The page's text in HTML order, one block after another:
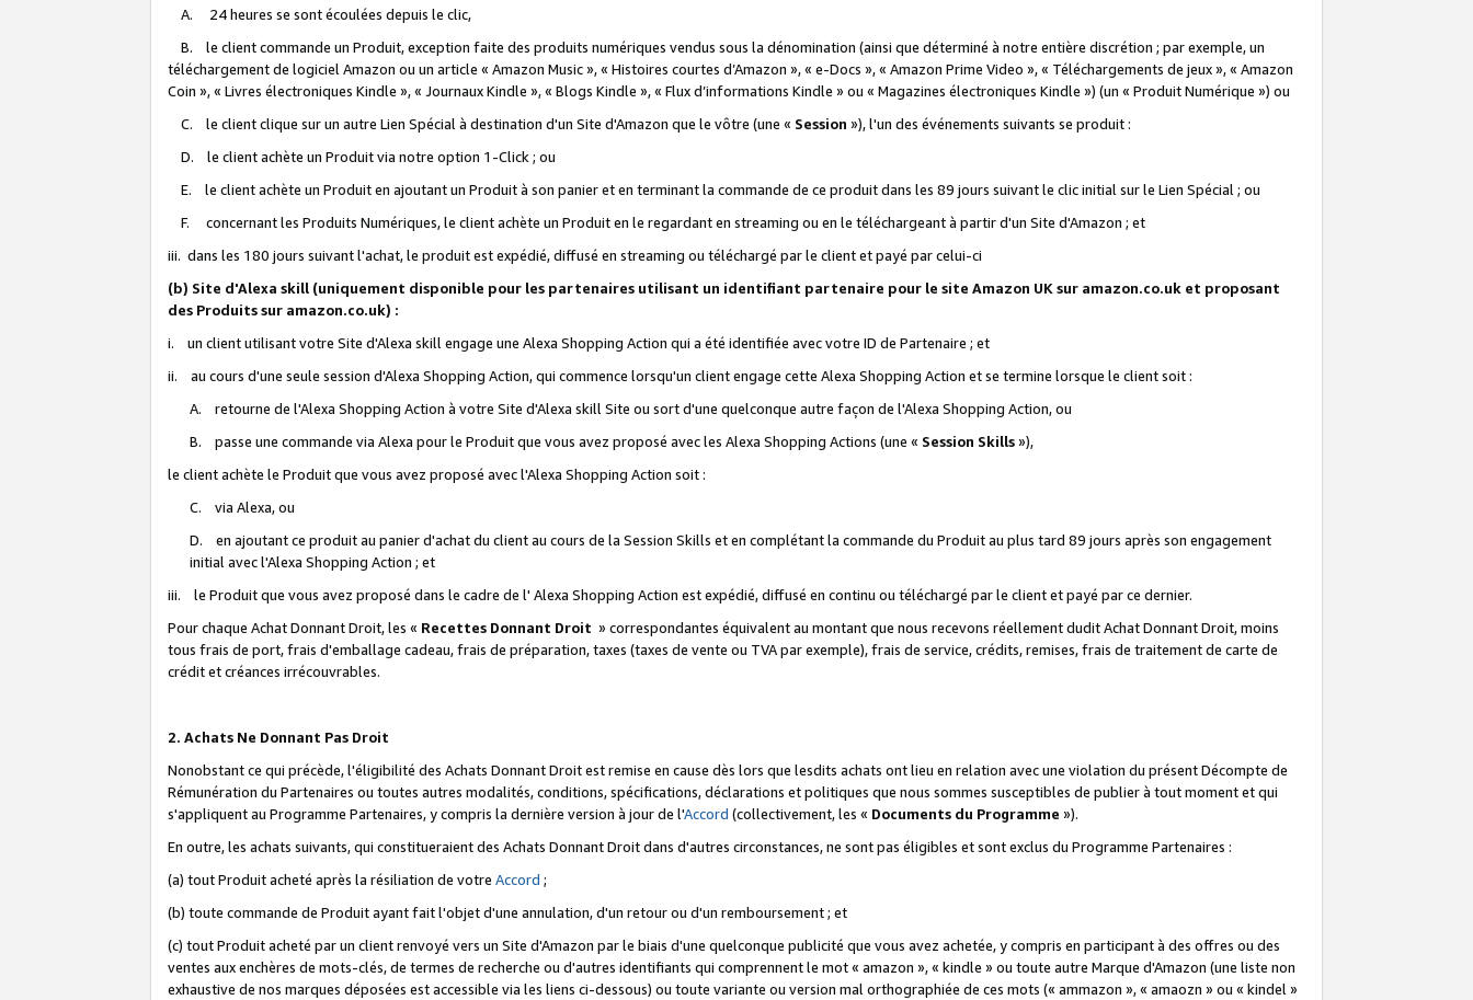
A. 24 heures se sont écoulées depuis le clic,
B. le client commande un Produit, exception faite des produits numériques vendus sous la dénomination (ainsi que déterminé à notre entière discrétion ; par exemple, un
téléchargement de logiciel Amazon ou un article « Amazon Music », « Histoires courtes d’Amazon », « e-Docs », « Amazon Prime Video », « Téléchargements de jeux », « Amazon
Coin », « Livres électroniques Kindle », « Journaux Kindle », « Blogs Kindle », « Flux d’informations Kindle » ou « Magazines électroniques Kindle ») (un « Produit Numérique ») ou
C. le client clique sur un autre Lien Spécial à destination d'un Site d'Amazon que le vôtre (une « Session »), l'un des événements suivants se produit :
D. le client achète un Produit via notre option 1-Click ; ou
E. le client achète un Produit en ajoutant un Produit à son panier et en terminant la commande de ce produit dans les 89 jours suivant le clic initial sur le Lien Spécial ; ou
F. concernant les Produits Numériques, le client achète un Produit en le regardant en streaming ou en le téléchargeant à partir d'un Site d'Amazon ; et
iii. dans les 180 jours suivant l'achat, le produit est expédié, diffusé en streaming ou téléchargé par le client et payé par celui-ci
(b) Site d'Alexa skill (uniquement disponible pour les partenaires utilisant un identifiant partenaire pour le site Amazon UK sur amazon.co.uk et proposant
des Produits sur amazon.co.uk) :
i. un client utilisant votre Site d'Alexa skill engage une Alexa Shopping Action qui a été identifiée avec votre ID de Partenaire ; et
ii. au cours d'une seule session d'Alexa Shopping Action, qui commence lorsqu'un client engage cette Alexa Shopping Action et se termine lorsque le client soit :
A. retourne de l'Alexa Shopping Action à votre Site d'Alexa skill Site ou sort d'une quelconque autre façon de l'Alexa Shopping Action, ou
B. passe une commande via Alexa pour le Produit que vous avez proposé avec les Alexa Shopping Actions (une « Session Skills»),
le client achète le Produit que vous avez proposé avec l'Alexa Shopping Action soit :
C. via Alexa, ou
D. en ajoutant ce produit au panier d'achat du client au cours de la Session Skills et en complétant la commande du Produit au plus tard 89 jours après son engagement
initial avec l'Alexa Shopping Action ; et
iii. le Produit que vous avez proposé dans le cadre de l' Alexa Shopping Action est expédié, diffusé en continu ou téléchargé par le client et payé par ce dernier.
Pour chaque Achat Donnant Droit, les « Recettes Donnant Droit » correspondantes équivalent au montant que nous recevons réellement dudit Achat Donnant Droit, moins
tous frais de port, frais d'emballage cadeau, frais de préparation, taxes (taxes de vente ou TVA par exemple), frais de service, crédits, remises, frais de traitement de carte de
crédit et créances irrécouvrables.
2. Achats Ne Donnant Pas Droit
Nonobstant ce qui précède, l'éligibilité des Achats Donnant Droit est remise en cause dès lors que lesdits achats ont lieu en relation avec une violation du présent Décompte de
Rémunération du Partenaires ou toutes autres modalités, conditions, spécifications, déclarations et politiques que nous sommes susceptibles de publier à tout moment et qui
s'appliquent au Programme Partenaires, y compris la dernière version à jour de l'Accord (collectivement, les « Documents du Programme »).
En outre, les achats suivants, qui constitueraient des Achats Donnant Droit dans d'autres circonstances, ne sont pas éligibles et sont exclus du Programme Partenaires :
(a) tout Produit acheté après la résiliation de votre Accord ;
(b) toute commande de Produit ayant fait l'objet d'une annulation, d'un retour ou d'un remboursement ; et
(c) tout Produit acheté par un client renvoyé vers un Site d'Amazon par le biais d'une quelconque publicité que vous avez achetée, y compris en participant à des offres ou des
ventes aux enchères de mots-clés, de termes de recherche ou d'autres identifiants qui comprennent le mot « amazon », « kindle » ou toute autre Marque d'Amazon (une liste non
exhaustive de nos marques déposées est accessible via les liens ci-dessous) ou toute variante ou version mal orthographiée de ces mots (« ammazon », « amaozn » ou « kindel »